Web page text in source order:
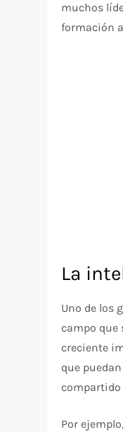
muchos
formación
La
Uno de los
campo que
creciente
que
compartido
Por